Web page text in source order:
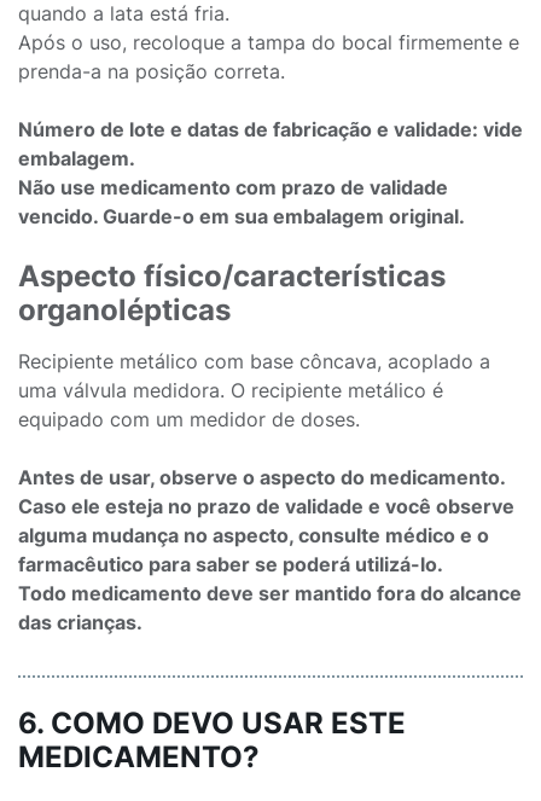
quando a lata está fria.
Após o uso, recoloque a tampa do bocal firmemente e
prenda-a na posição correta.
Número de lote e datas de fabricação e validade: vide
embalagem.
Não use medicamento com prazo de validade
vencido. Guarde-o em sua embalagem original.
Aspecto físico/características
organolépticas
Recipiente metálico com base côncava, acoplado a
uma válvula medidora. O recipiente metálico é
equipado com um medidor de doses.
Antes de usar, observe o aspecto do medicamento.
Caso ele esteja no prazo de validade e você observe
alguma mudança no aspecto, consulte médico e o
farmacêutico para saber se poderá utilizá-lo.
Todo medicamento deve ser mantido fora do alcance
das crianças.
6. COMO DEVO USAR ESTE
MEDICAMENTO?